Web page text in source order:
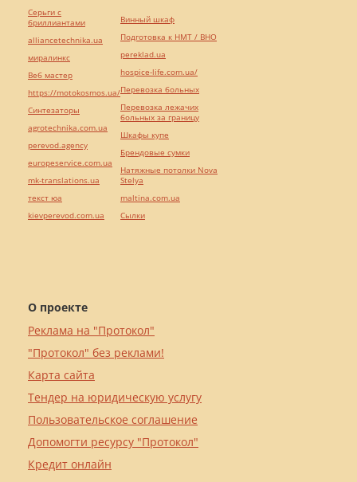
О проекте
Реклама на "Протокол"
"Протокол" без реклами!
Карта сайта
Тендер на юридическую услугу
Пользовательское соглашение
Допомогти ресурсу "Протокол"
Кредит онлайн
Серьги с
бриллиантами
alliancetechnika.ua
миралинкс
Веб мастер
https://motokosmos.ua/
Синтезаторы
agrotechnika.com.ua
perevod.agency
europeservice.com.ua
mk-translations.ua
текст юа
kievperevod.com.ua
Винный шкаф
Подготовка к НМТ / ВНО
pereklad.ua
hospice-life.com.ua/
Перевозка больных
Перевозка лежачих
больных за границу
Шкафы купе
Брендовые сумки
Натяжные потолки Nova
Stelya
maltina.com.ua
Cылки